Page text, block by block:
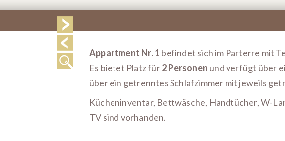
Appartment Nr. 1 befindet sich im Parterre mit
Es bietet Platz für2 Personen und verfügt über
über ein getrenntes Schlafzimmer mit jeweils
Kücheninventar, Bettwäsche, Handtücher, W-
TV sind vorhanden.